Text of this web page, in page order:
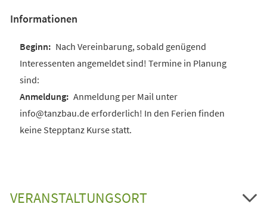
Informationen
Nach Vereinbarung, sobald genügend
Interessenten angemeldet sind! Termine in Planung
sind:
Anmeldung per Mail unter
info@tanzbau.de erforderlich! In den Ferien finden
keine Stepptanz Kurse statt.
VERANSTALTUNGSORT